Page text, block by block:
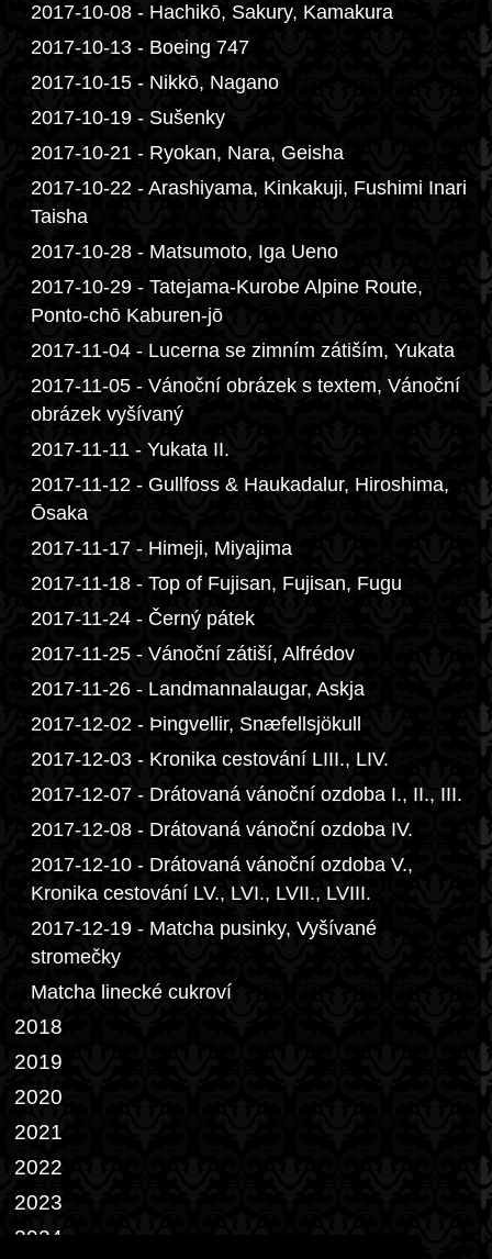
2017-10-08 - Hachikō, Sakury, Kamakura
2017-10-13 - Boeing 747
2017-10-15 - Nikkō, Nagano
2017-10-19 - Sušenky
2017-10-21 - Ryokan, Nara, Geisha
2017-10-22 - Arashiyama, Kinkakuji, Fushimi Inari
Taisha
2017-10-28 - Matsumoto, Iga Ueno
2017-10-29 - Tatejama-Kurobe Alpine Route,
Ponto-chō Kaburen-jō
2017-11-04 - Lucerna se zimním zátiším, Yukata
2017-11-05 - Vánoční obrázek s textem, Vánoční
obrázek vyšívaný
2017-11-11 - Yukata II.
2017-11-12 - Gullfoss & Haukadalur, Hiroshima,
Ōsaka
2017-11-17 - Himeji, Miyajima
2017-11-18 - Top of Fujisan, Fujisan, Fugu
2017-11-24 - Černý pátek
2017-11-25 - Vánoční zátiší, Alfrédov
2017-11-26 - Landmannalaugar, Askja
2017-12-02 - Þingvellir, Snæfellsjökull
2017-12-03 - Kronika cestování LIII., LIV.
2017-12-07 - Drátovaná vánoční ozdoba I., II., III.
2017-12-08 - Drátovaná vánoční ozdoba IV.
2017-12-10 - Drátovaná vánoční ozdoba V.,
Kronika cestování LV., LVI., LVII., LVIII.
2017-12-19 - Matcha pusinky, Vyšívané
stromečky
Matcha linecké cukroví
2018
2019
2020
2021
2022
2023
2024